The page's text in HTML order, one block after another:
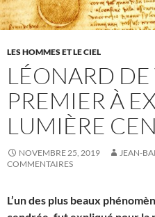
LES HOMMES ET LE CIEL
LÉONARD
PREMIER À
LUMIÈRE
NOVEMBRE 25, 2019 JEAN-
COMMENTAIRES
L’un des plus beaux